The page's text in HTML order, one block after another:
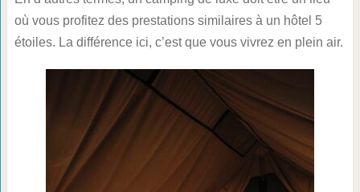
où vous profitez des prestations similaires à un hôtel 5
étoiles. La différence ici, c’est que vous vivrez en plein air.